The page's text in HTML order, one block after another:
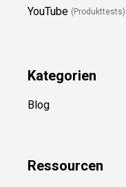
YouTube (Produkttests)
Kategorien
Blog
Ressourcen